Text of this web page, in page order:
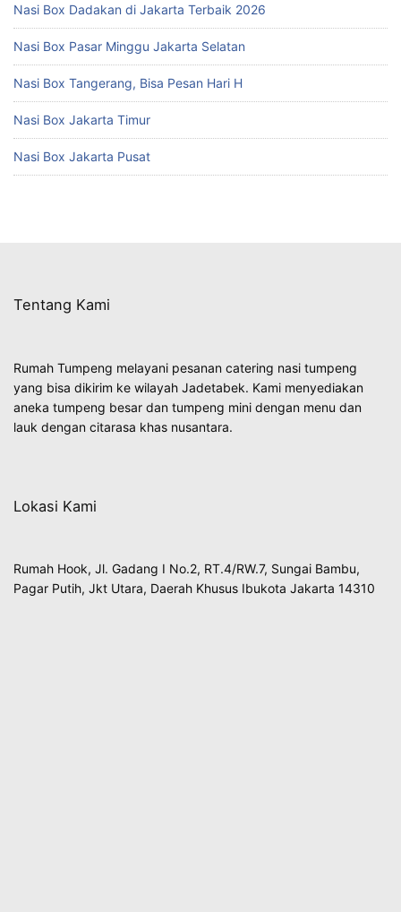
Nasi Box Dadakan di Jakarta Terbaik 2026
Nasi Box Pasar Minggu Jakarta Selatan
Nasi Box Tangerang, Bisa Pesan Hari H
Nasi Box Jakarta Timur
Nasi Box Jakarta Pusat
Tentang Kami
Rumah Tumpeng melayani pesanan catering nasi tumpeng
yang bisa dikirim ke wilayah Jadetabek. Kami menyediakan
aneka tumpeng besar dan tumpeng mini dengan menu dan
lauk dengan citarasa khas nusantara.
Lokasi Kami
Rumah Hook, Jl. Gadang I No.2, RT.4/RW.7, Sungai Bambu,
Pagar Putih, Jkt Utara, Daerah Khusus Ibukota Jakarta 14310